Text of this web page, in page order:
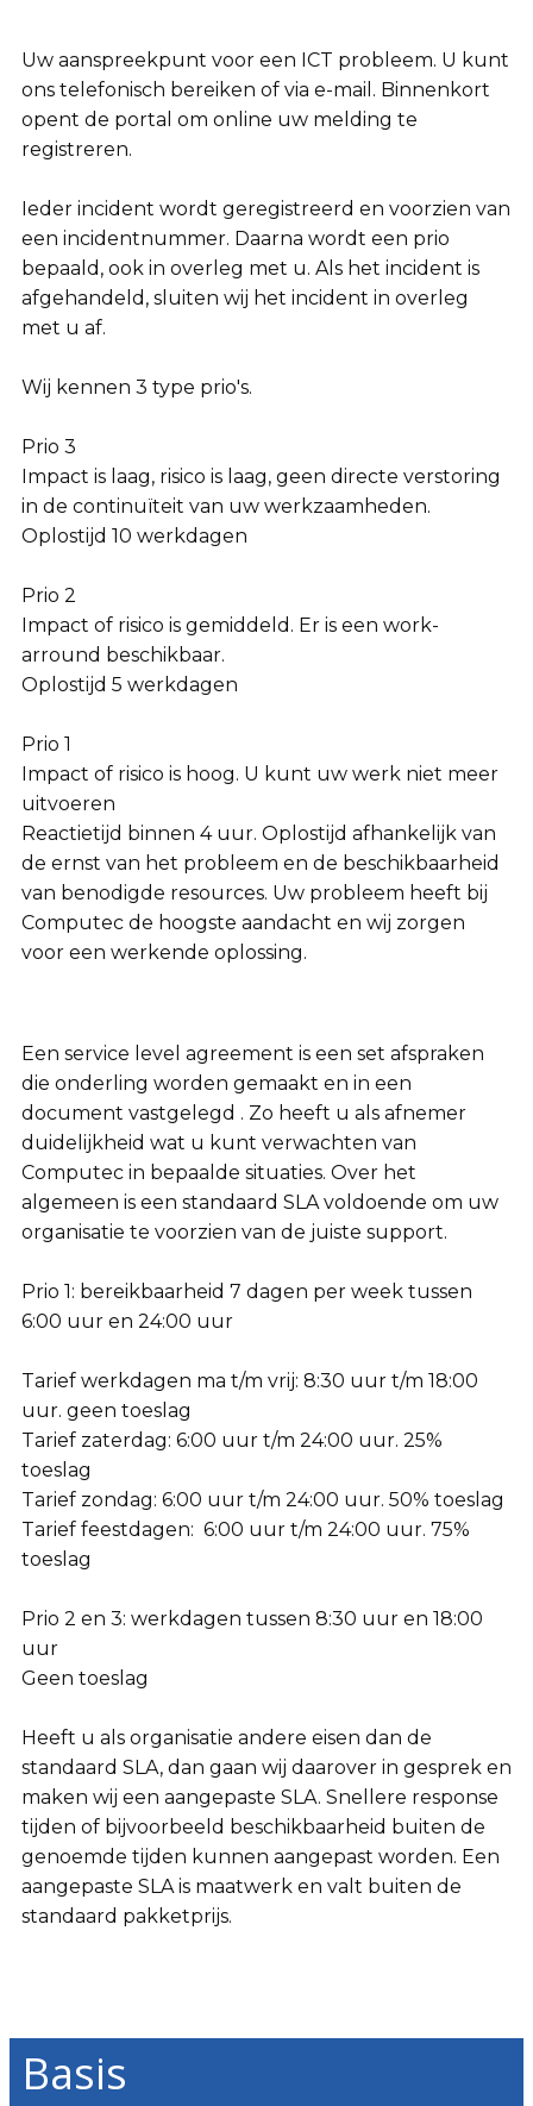
Uw aanspreekpunt voor een ICT probleem. U kunt
ons telefonisch bereiken of via e-mail. Binnenkort
opent de portal om online uw melding te
registreren.
Ieder incident wordt geregistreerd en voorzien van
een incidentnummer. Daarna wordt een prio
bepaald, ook in overleg met u. Als het incident is
afgehandeld, sluiten wij het incident in overleg
met u af.
Wij kennen 3 type prio's.
Prio 3
Impact is laag, risico is laag, geen directe verstoring
in de continuïteit van uw werkzaamheden.
Oplostijd 10 werkdagen
Prio 2
Impact of risico is gemiddeld. Er is een work-
arround beschikbaar.
Oplostijd 5 werkdagen
Prio 1
Impact of risico is hoog. U kunt uw werk niet meer
uitvoeren
Reactietijd binnen 4 uur. Oplostijd afhankelijk van
de ernst van het probleem en de beschikbaarheid
van benodigde resources. Uw probleem heeft bij
Computec de hoogste aandacht en wij zorgen
voor een werkende oplossing.
Een service level agreement is een set afspraken
die onderling worden gemaakt en in een
document vastgelegd . Zo heeft u als afnemer
duidelijkheid wat u kunt verwachten van
Computec in bepaalde situaties. Over het
algemeen is een standaard SLA voldoende om uw
organisatie te voorzien van de juiste support.
Prio 1: bereikbaarheid 7 dagen per week tussen
6:00 uur en 24:00 uur
Tarief werkdagen ma t/m vrij: 8:30 uur t/m 18:00
uur. geen toeslag
Tarief zaterdag: 6:00 uur t/m 24:00 uur. 25%
toeslag
Tarief zondag: 6:00 uur t/m 24:00 uur. 50% toeslag
Tarief feestdagen: 6:00 uur t/m 24:00 uur. 75%
toeslag
Prio 2 en 3: werkdagen tussen 8:30 uur en 18:00
uur
Geen toeslag
Heeft u als organisatie andere eisen dan de
standaard SLA, dan gaan wij daarover in gesprek en
maken wij een aangepaste SLA. Snellere response
tijden of bijvoorbeeld beschikbaarheid buiten de
genoemde tijden kunnen aangepast worden. Een
aangepaste SLA is maatwerk en valt buiten de
standaard pakketprijs.
Basis